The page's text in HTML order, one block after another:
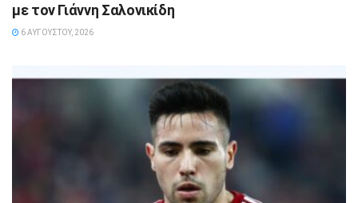
με τον Γιάννη Σαλονικίδη
6 ΑΥΓΟΎΣΤΟΥ, 2026